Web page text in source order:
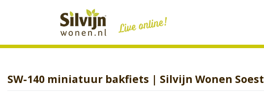
SW-140 miniatuur bakfiets | Silvijn Wonen Soest